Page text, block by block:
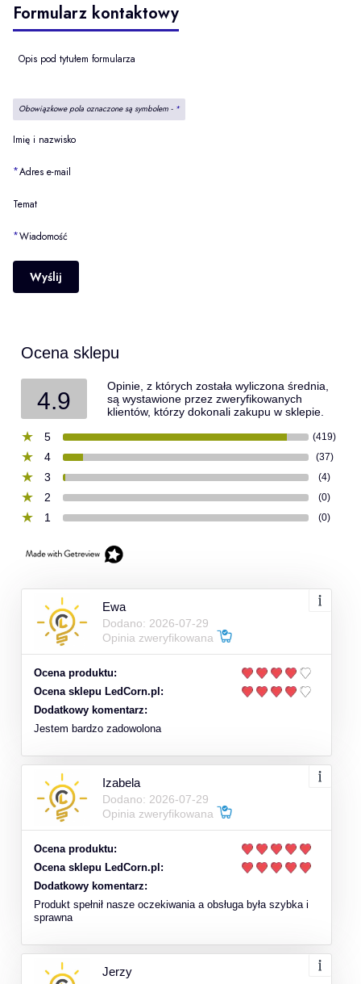
Formularz kontaktowy
Opis pod tytułem formularza
Obowiązkowe pola oznaczone są symbolem - *
Imię i nazwisko
*Adres e-mail
Temat
*Wiadomość
Wyślij
Ocena sklepu
4.9
Opinie, z których została wyliczona średnia,
są wystawione przez zweryfikowanych
klientów, którzy dokonali zakupu w sklepie.
5
(419)
4 (37)
3 (4)
2 (0)
1 (0)
Ewa
Dodano: 2026-07-29
Opinia zweryfikowana
Ocena produktu:
Ocena sklepu LedCorn.pl:
Dodatkowy komentarz:
Jestem bardzo zadowolona
Izabela
Dodano: 2026-07-29
Opinia zweryfikowana
Ocena produktu:
Ocena sklepu LedCorn.pl:
Dodatkowy komentarz:
Produkt spełnił nasze oczekiwania a obsługa była szybka i
sprawna
Jerzy